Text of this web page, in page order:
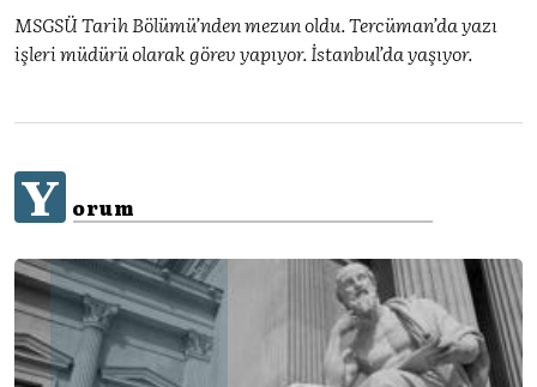
MSGSÜ Tarih Bölümü’nden mezun oldu. Tercüman’da yazı
işleri müdürü olarak görev yapıyor. İstanbul’da yaşıyor.
Y orum